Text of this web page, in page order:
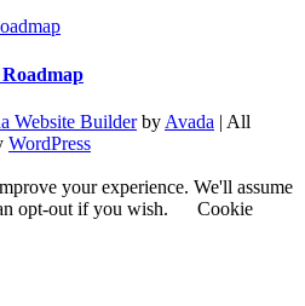
Website Builderby Avada | All
WordPress
your experience. We'll assume
opt-out if you wish.
Cookie